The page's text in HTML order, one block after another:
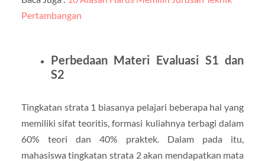
Pertambangan
Perbedaan Materi Evaluasi S1 dan
S2
Tingkatan strata 1 biasanya pelajari beberapa hal yang
memiliki sifat teoritis, formasi kuliahnya terbagi dalam
60% teori dan 40% praktek. Dalam pada itu,
mahasiswa tingkatan strata 2 akan mendapatkan mata